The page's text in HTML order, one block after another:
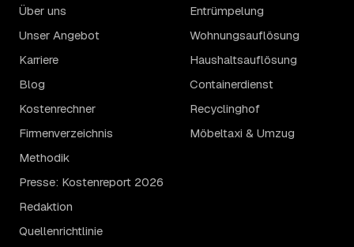
Über uns
Unser Angebot
Karriere
Blog
Kostenrechner
Firmenverzeichnis
Methodik
Presse: Kostenreport 2026
Redaktion
Quellenrichtlinie
Entrümpelung
Wohnungsauflösung
Haushaltsauflösung
Containerdienst
Recyclinghof
Möbeltaxi & Umzug